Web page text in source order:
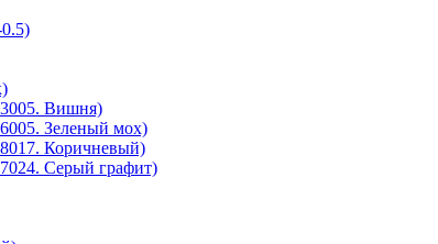
Вишня)
Зеленый мох)
Коричневый)
Серый графит)